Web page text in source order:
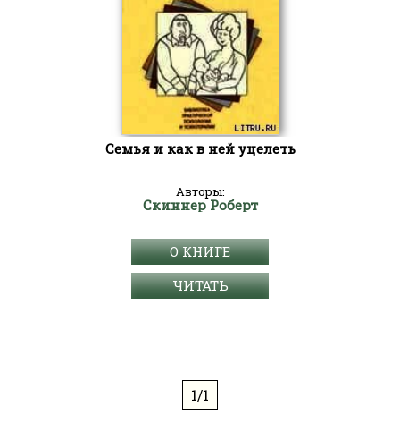
Семья и как в ней уцелеть
Авторы:
Скиннер Роберт
О КНИГЕ
ЧИТАТЬ
1/1